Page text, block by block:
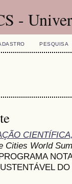
-
PESQUISA
Cities World